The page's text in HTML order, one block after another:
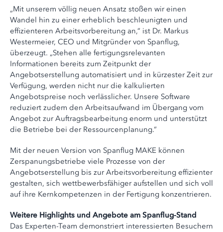
„Mit unserem völlig neuen Ansatz stoßen wir einen
Wandel hin zu einer erheblich beschleunigten und
effizienteren Arbeitsvorbereitung an,“ ist Dr. Markus
Westermeier, CEO und Mitgründer von Spanflug,
überzeugt. „Stehen alle fertigungsrelevanten
Informationen bereits zum Zeitpunkt der
Angebotserstellung automatisiert und in kürzester Zeit zur
Verfügung, werden nicht nur die kalkulierten
Angebotspreise noch verlässlicher. Unsere Software
reduziert zudem den Arbeitsaufwand im Übergang vom
Angebot zur Auftragsbearbeitung enorm und unterstützt
die Betriebe bei der Ressourcenplanung.“
Mit der neuen Version von Spanflug MAKE können
Zerspanungsbetriebe viele Prozesse von der
Angebotserstellung bis zur Arbeitsvorbereitung effizienter
gestalten, sich wettbewerbsfähiger aufstellen und sich voll
auf ihre Kernkompetenzen in der Fertigung konzentrieren.
Weitere Highlights und Angebote am Spanflug-Stand
Das Experten-Team demonstriert interessierten Besuchern